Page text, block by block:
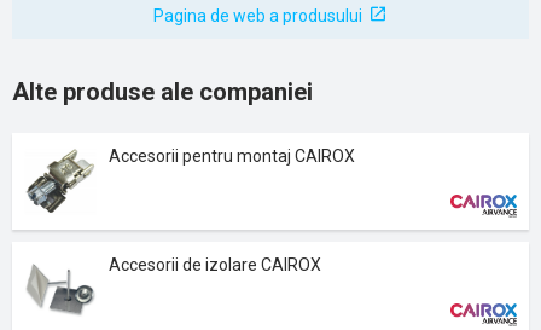
Pagina de web a produsului
Alte produse ale companiei
Accesorii pentru montaj CAIROX
Accesorii de izolare CAIROX